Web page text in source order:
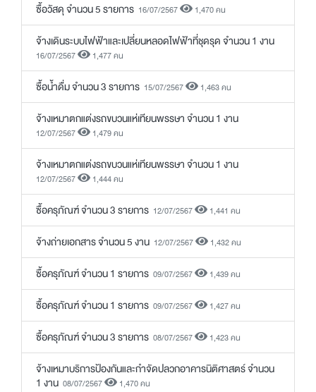
ซื้อวัสดุ จำนวน 5 รายการ 16/07/2567 1,470 คน
จ้างเดินระบบไฟฟ้าและเปลี่ยนหลอดไฟฟ้าที่ชุดรุด จำนวน 1 งาน
16/07/2567 1,477 คน
ซื้อน้ำดื่ม จำนวน 3 รายการ 15/07/2567 1,463 คน
จ้างเหมาตกแต่งรถขบวนแห่เทียนพรรษา จำนวน 1 งาน
12/07/2567 1,479 คน
จ้างเหมาตกแต่งรถขบวนแห่เทียนพรรษา จำนวน 1 งาน
12/07/2567 1,444 คน
ซื้อครุภัณฑ์ จำนวน 3 รายการ 12/07/2567 1,441 คน
จ้างถ่ายเอกสาร จำนวน 5 งาน 12/07/2567 1,432 คน
ซื้อครุภัณฑ์ จำนวน 1 รายการ 09/07/2567 1,439 คน
ซื้อครุภัณฑ์ จำนวน 1 รายการ 09/07/2567 1,427 คน
ซื้อครุภัณฑ์ จำนวน 3 รายการ 08/07/2567 1,423 คน
จ้างเหมาบริการป้องกันและกำจัดปลวกอาคารนิติศาสตร์ จำนวน
1 งาน 08/07/2567 1,470 คน